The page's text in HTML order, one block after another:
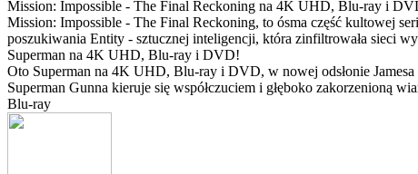
Mission: Impossible - The Final Reckoning na 4K UHD, Blu-ray i
Mission: Impossible - The Final Reckoning, to ósma część kultowej
poszukiwania Entity - sztucznej inteligencji, która zinfiltrowała sieci
Superman na 4K UHD, Blu-ray i DVD!
Oto Superman na 4K UHD, Blu-ray i DVD, w nowej odsłonie
Superman Gunna kieruje się współczuciem i głęboko zakorzenioną
Blu-ray